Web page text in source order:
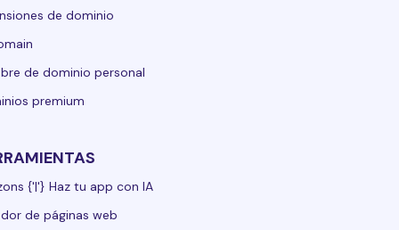
de dominio
de dominio personal
premium
{'|'} Haz tu app con IA
de páginas web